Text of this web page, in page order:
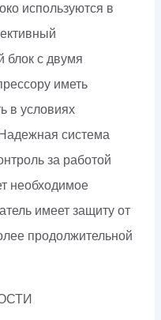
используются в
блок с двумя
иметь
в условиях
система
за работой
необходимое
имеет защиту от
продолжительной